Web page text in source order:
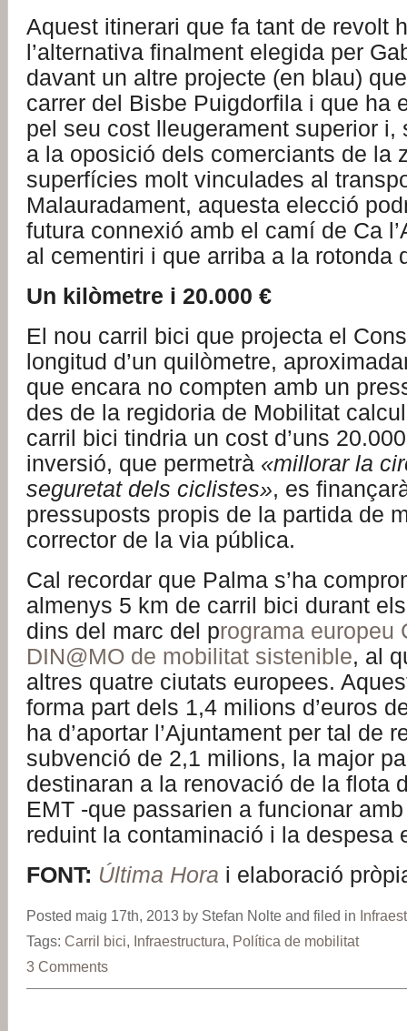
Aquest itinerari que fa tant de revolt
l’alternativa finalment elegida per
davant un altre projecte (en blau)
carrer del Bisbe Puigdorfila i que ha
pel seu cost lleugerament superior i,
a la oposició dels comerciants de la
superfícies molt vinculades al
Malauradament, aquesta elecció
futura connexió amb el camí de Ca
al cementiri i que arriba a la rotonda
Un kilòmetre i 20.000 €
El nou carril bici que projecta el
longitud d’un quilòmetre,
que encara no compten amb un
des de la regidoria de Mobilitat
carril bici tindria un cost d’uns
inversió, que permetrà «millorar la
seguretat dels ciclistes», es
pressuposts propis de la partida de
corrector de la via pública.
Cal recordar que Palma s’ha
almenys 5 km de carril bici durant
dins del marc del programa europeu
DIN@MO de mobilitat sistenible, al
altres quatre ciutats europees.
forma part dels 1,4 milions d’euros
ha d’aportar l’Ajuntament per tal de
subvenció de 2,1 milions, la major
destinaran a la renovació de la flota
EMT -que passarien a funcionar
reduint la contaminació i la despesa
FONT: Última Hora i elaboració
Posted maig 17th, 2013 by Stefan Nolte and filed in
Tags: Carril bici Infraestructura Política de mobilitat
3 Comments